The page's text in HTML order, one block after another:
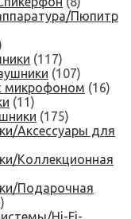
Пюпитр
(117)
(107)
микрофоном (16)
(11)
(175)
Аксессуары для
Коллекционная
Подарочная